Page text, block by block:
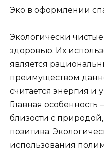
Эко в оформлении
Экологически
здоровью. Их
является
преимуществом
считается энергия и
Главная особенность
близости с
позитива.
использования